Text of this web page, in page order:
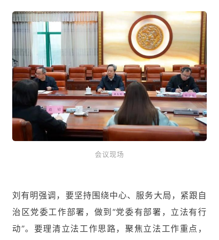
会议现场
刘有明强调，要坚持围绕中心、服务大局，紧跟自
治区党委工作部署，做到“党委有部署，立法有行
动”。要理清立法工作思路，聚焦立法工作重点，